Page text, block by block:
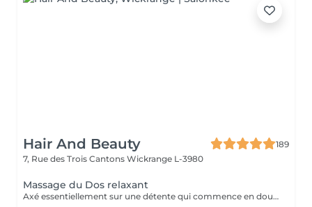
Hair And Beauty
189
7, Rue des Trois Cantons Wickrange L-3980
Massage du Dos relaxant
Axé essentiellement sur une détente qui commence en douceur pour finir en profondeur. Frictions. pétrissages et chaleur sont au programme. Pressions adaptées selon votre choix. douces ou fortes.Pour une action au niveau des cervicales vous pouvez opter pour le massage plus complet (Dos,cervicales et points spécifiques.).